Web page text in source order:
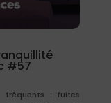
#57
fréquents : fuites